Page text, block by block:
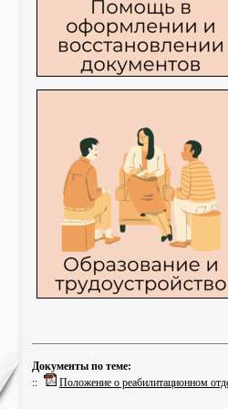
Документы по теме:
:: Положение о реабилитационном